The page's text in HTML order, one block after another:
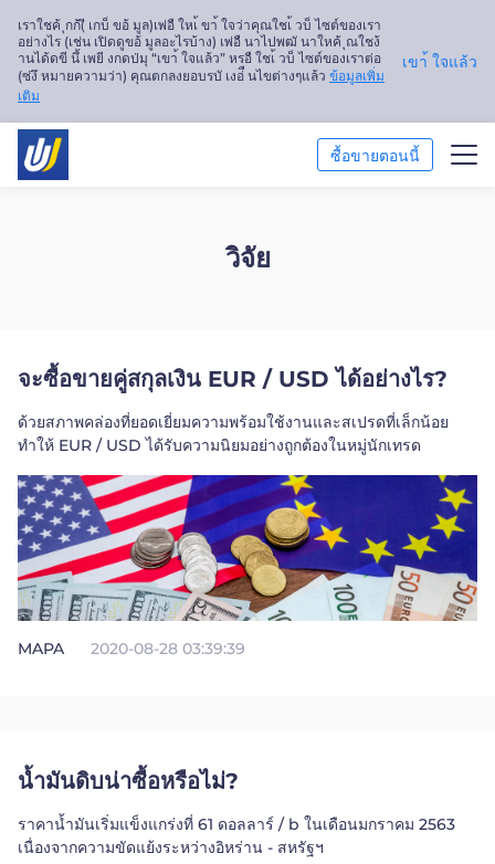
เราใชค้ ุกก้(ี เกบ็ ขอ้ มูล)เพ่อื ใหเ้ ขา้ ใจว่าคุณใชเ้ วบ็ ไซต์ของเรา
อย่างไร (เช่น เปิดดูขอ้ มูลอะไรบ้าง) เพ่อื นาไปพฒั นาใหค้ ุณใชง้
านได้ดขี นึ้ เพยี งกดป่มุ “เขา้ ใจแล้ว” หรอื ใชเ้ วบ็ ไซต์ของเราต่อ
(ซ่งึ หมายความว่า) คุณตกลงยอบรบั เงอ่ื นไขต่างๆแล้ว ข้อมูลเพิ่ม
เติม
เขา้ ใจแล้ว
ซื้อขายตอนนี้
การศึกษา
เกี่ยวกับเรา
ไทย
Trader
วิจัย
จะซื้อขายคู่สกุลเงิน EUR / USD ได้อย่างไร?
ด้วยสภาพคล่องที่ยอดเยี่ยมความพร้อมใช้งานและสเปรดที่เล็กน้อย
ทำให้ EUR / USD ได้รับความนิยมอย่างถูกต้องในหมู่นักเทรด
MAPA 2020-08-28 03:39:39
น้ำมันดิบน่าซื้อหรือไม่?
ราคาน้ำมันเริ่มแข็งแกร่งที่ 61 ดอลลาร์ / b ในเดือนมกราคม 2563
เนื่องจากความขัดแย้งระหว่างอิหร่าน - สหรัฐฯ